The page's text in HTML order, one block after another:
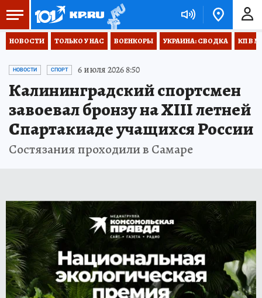
НОВОСТИ ТОЛЬКО У НАС ВОЕНКОРЫ УКРАИНА: СВОДКА КП В
НОВОСТИ СПОРТ 6 июля 2026 8:50
Калининградский спортсмен
завоевал бронзу на XIII летней
Спартакиаде учащихся России
Состязания проходили в Самаре